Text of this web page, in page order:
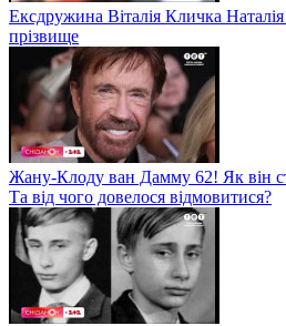
Ексдружина Віталія Кличка Наталія
прізвище
Жану-Клоду ван Дамму 62! Як він
Та від чого довелося відмовитися?